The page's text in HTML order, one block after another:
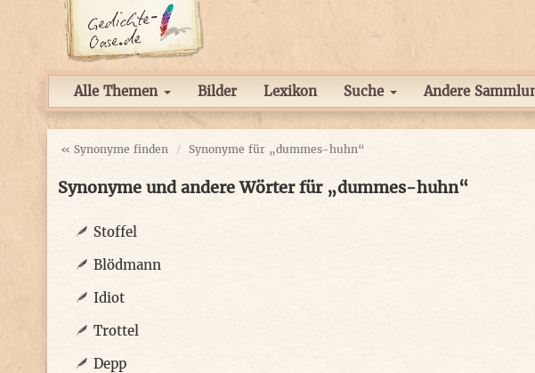
Alle Themen Bilder Lexikon Suche Andere
« Synonyme finden Synonyme für „dummes-huhn“
Synonyme und andere Wörter für „dummes-huhn“
Stoffel
Blödmann
Idiot
Trottel
Depp